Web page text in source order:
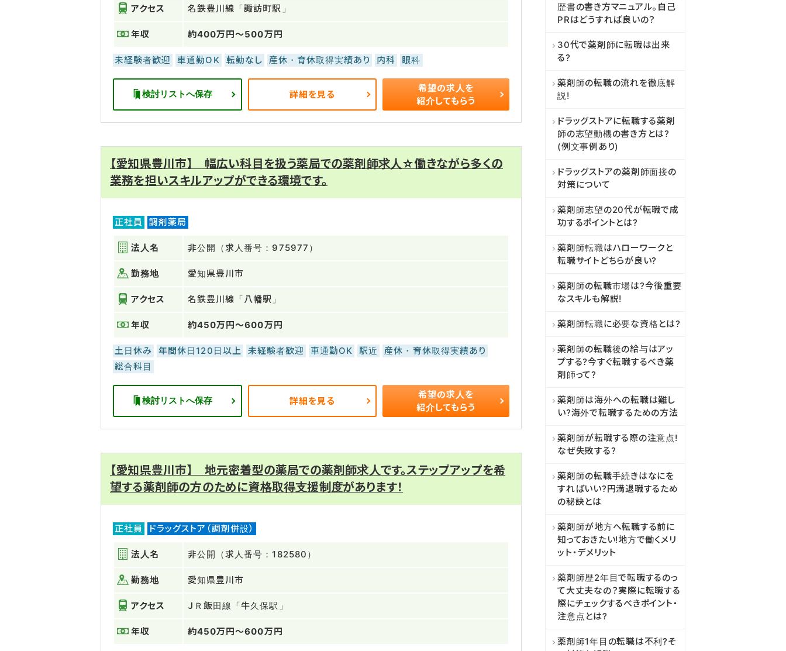
アクセス 名鉄豊川線「諏訪町駅」
年収 約400万円～500万円
未経験者歓迎 車通勤OK 転勤なし 産休・育休取得実績あり 内科 眼科
検討リストへ保存 詳細を見る
希望の求人を
紹介してもらう
【愛知県豊川市】 幅広い科目を扱う薬局での薬剤師求人☆働きながら多くの
業務を担いスキルアップができる環境です。
正社員 調剤薬局
法人名 非公開（求人番号：975977）
勤務地 愛知県豊川市
アクセス 名鉄豊川線「八幡駅」
年収 約450万円～600万円
土日休み 年間休日120日以上 未経験者歓迎 車通勤OK 駅近
産休・育休取得実績あり
総合科目
検討リストへ保存 詳細を見る
希望の求人を
紹介してもらう
【愛知県豊川市】 地元密着型の薬局での薬剤師求人です。ステップアップを希
望する薬剤師の方のために資格取得支援制度があります！
正社員 ドラッグストア（調剤併設）
法人名 非公開（求人番号：182580）
勤務地 愛知県豊川市
アクセス ＪＲ飯田線「牛久保駅」
年収 約450万円～600万円
歴書の書き方マニュアル。自己
PRはどうすれば良いの？
30代で薬剤師に転職は出来
る?
薬剤師の転職の流れを徹底解
説!
ドラッグストアに転職する薬剤
師の志望動機の書き方とは?
(例文事例あり)
ドラッグストアの薬剤師面接の
対策について
薬剤師志望の20代が転職で成
功するポイントとは?
薬剤師転職はハローワークと
転職サイトどちらが良い?
薬剤師の転職市場は?今後重要
なスキルも解説!
薬剤師転職に必要な資格とは?
薬剤師の転職後の給与はアッ
プする?今すぐ転職するべき薬
剤師って?
薬剤師は海外への転職は難し
い?海外で転職するための方法
薬剤師が転職する際の注意点!
なぜ失敗する?
薬剤師の転職手続きはなにを
すればいい?円満退職するため
の秘訣とは
薬剤師が地方へ転職する前に
知っておきたい!地方で働くメリ
ット・デメリット
薬剤師歴2年目で転職するのっ
て大丈夫なの？実際に転職する
際にチェックするべきポイント・
注意点とは?
薬剤師1年目の転職は不利?そ